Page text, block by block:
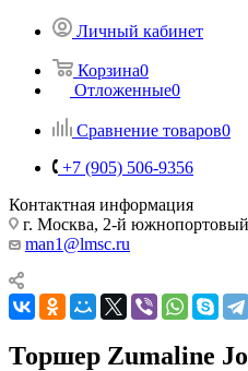
Личный кабинет
Корзина0
Отложенные0
Сравнение товаров0
+7 (905) 506-9356
Контактная информация
г. Москва, 2-й южнопортовый
man1@lmsc.ru
Торшер Zumaline